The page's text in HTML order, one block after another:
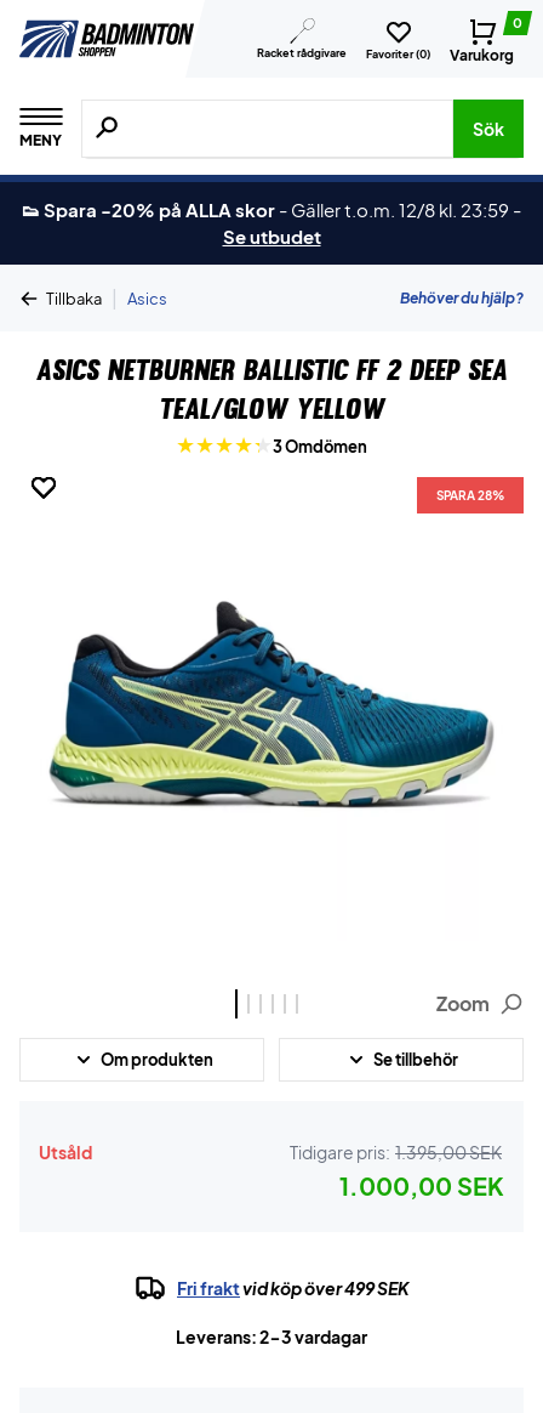
Racket rådgivare Favoriter (0)
0
Varukorg
MENY
Sök efter produkter, märken osv.
Sök
👟 Spara -20% på ALLA skor - Gäller t.o.m. 12/8 kl. 23:59 -
Se utbudet
Tillbaka | Asics Behöver du hjälp?
Asics Netburner Ballistic FF 2 Deep Sea
Teal/Glow Yellow
3 Omdömen
SPARA 28%
SPARA 28%
SPARA 28%
SPARA 28%
SPARA 28%
SPARA 28%
Zoom
Om produkten Se tillbehör
Utsåld Tidigare pris: 1.395,00 SEK
1.000,00 SEK
Fri fraktvid köp över 499 SEK
Leverans: 2-3 vardagar